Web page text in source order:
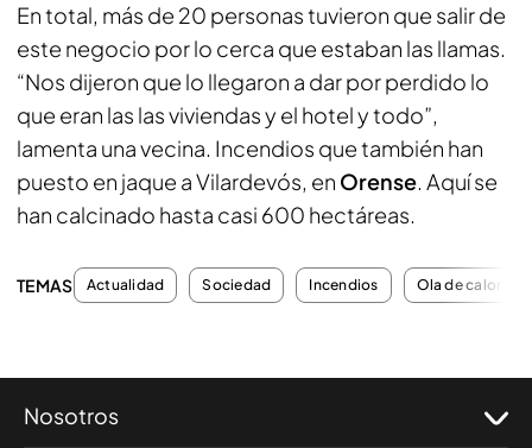
En total, más de 20 personas tuvieron que salir de
este negocio por lo cerca que estaban las llamas.
“Nos dijeron que lo llegaron a dar por perdido lo
que eran las las viviendas y el hotel y todo”,
lamenta una vecina. Incendios que también han
puesto en jaque a Vilardevós, en Orense. Aquí se
han calcinado hasta casi 600 hectáreas.
TEMAS Actualidad Sociedad Incendios Ola de calor
Nosotros